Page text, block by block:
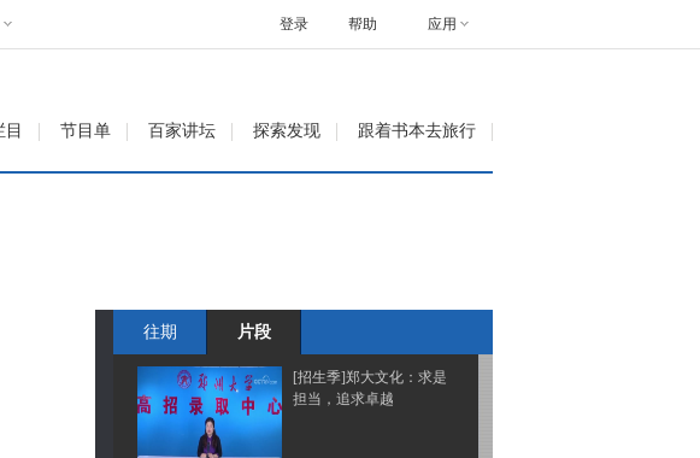
帮助 应用
登录
目 节目单 百家讲坛 探索发现 跟着书本去旅行
往期 片段
人才荟萃，师资雄厚
[招生季]郑大文化：求是
担当，追求卓越